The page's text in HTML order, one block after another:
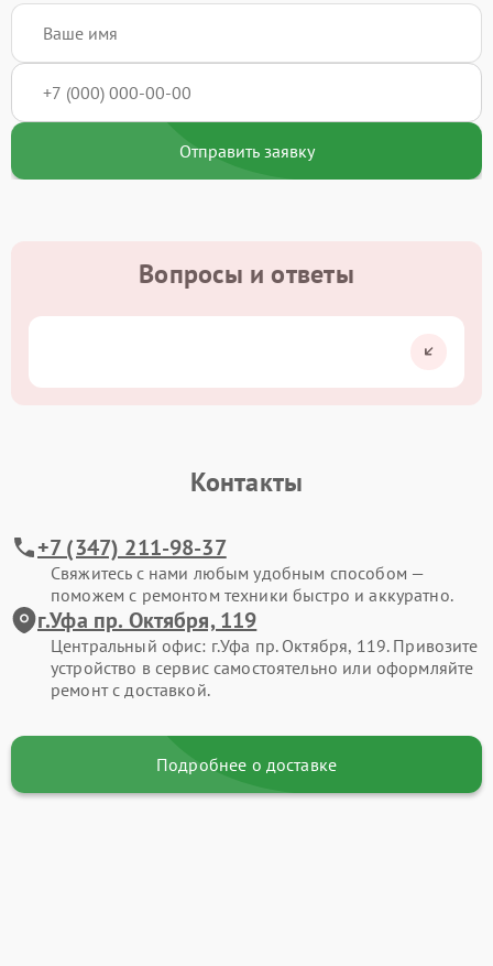
Отправить заявку
Вопросы и ответы
Контакты
+7 (347) 211-98-37
Свяжитесь с нами любым удобным способом —
поможем с ремонтом техники быстро и аккуратно.
г.Уфа пр. Октября, 119
Центральный офис: г.Уфа пр. Октября, 119. Привозите
устройство в сервис самостоятельно или оформляйте
ремонт с доставкой.
Подробнее о доставке